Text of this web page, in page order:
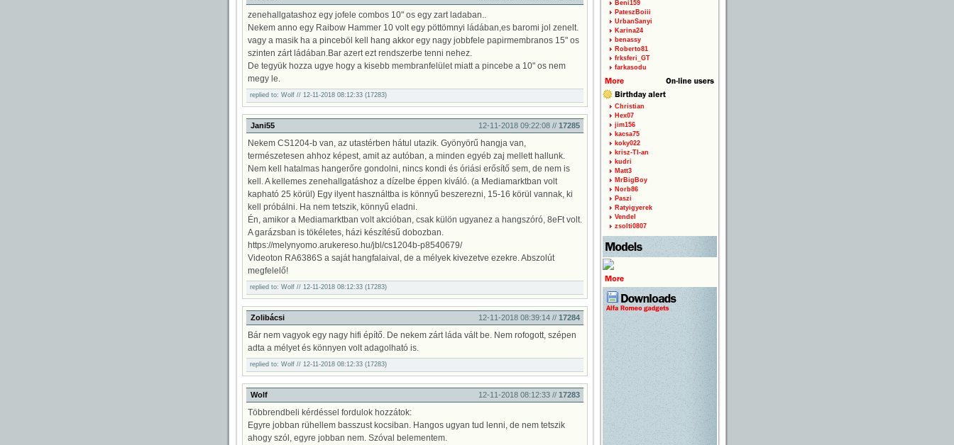
zenehallgatashoz egy jofele combos 10" os egy zart ladaban..
Nekem anno egy Raibow Hammer 10 volt egy pöttömnyi ládában,es baromi jol zenelt.
vagy a masik ha a pinceböl kell hang akkor egy nagy jobbfele papirmembranos 15" os
szinten zárt ládában.Bar azert ezt rendszerbe tenni nehez.
De tegyük hozza ugye hogy a kisebb membranfelület miatt a pincebe a 10" os nem
megy le.
replied to: Wolf // 12-11-2018 08:12:33 (17283)
Jani55 12-11-2018 09:22:08 // 17285
Nekem CS1204-b van, az utastérben hátul utazik. Gyönyörű hangja van,
természetesen ahhoz képest, amit az autóban, a minden egyéb zaj mellett hallunk.
Nem kell hatalmas hangerőre gondolni, nincs kondi és óriási erősítő sem, de nem is
kell. A kellemes zenehallgatáshoz a dízelbe éppen kiváló. (a Mediamarktban volt
kapható 25 körül) Egy ilyent használtba is könnyű beszerezni, 15-16 körül vannak, ki
kell próbálni. Ha nem tetszik, könnyű eladni.
Én, amikor a Mediamarktban volt akcióban, csak külön ugyanez a hangszóró, 8eFt volt.
A garázsban is tökéletes, házi készítésű dobozban.
https://melynyomo.arukereso.hu/jbl/cs1204b-p8540679/
Videoton RA6386S a saját hangfalaival, de a mélyek kivezetve ezekre. Abszolút
megfelelő!
replied to: Wolf // 12-11-2018 08:12:33 (17283)
Zolibácsi 12-11-2018 08:39:14 // 17284
Bár nem vagyok egy nagy hifi építő. De nekem zárt láda vált be. Nem rofogott, szépen
adta a mélyet és könnyen volt adagolható is.
replied to: Wolf // 12-11-2018 08:12:33 (17283)
Wolf 12-11-2018 08:12:33 // 17283
Többrendbeli kérdéssel fordulok hozzátok:
Egyre jobban rühellem basszust kocsiban. Hangos ugyan tud lenni, de nem tetszik
ahogy szól, egyre jobban nem. Szóval belementem.
Beni159
PateszBoiii
UrbanSanyi
Karina24
benassy
Roberto81
frksferi_GT
farkasodu
Christian
Hex07
jim156
kacsa75
koky022
krisz-TI-an
kudri
Matt3
MrBigBoy
Norb86
Paszi
Ratyigyerek
Vendel
zsolti0807